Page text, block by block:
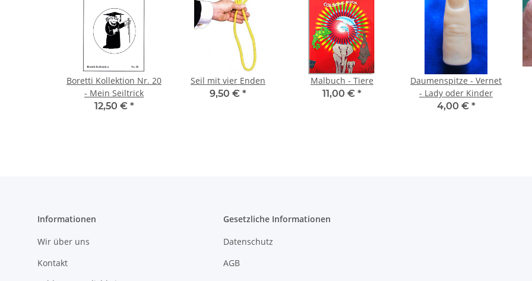
Boretti Kollektion Nr. 20
- Mein Seiltrick
12,50 € *
Seil mit vier Enden
9,50 € *
Malbuch - Tiere
11,00 € *
Daumenspitze - Vernet
- Lady oder Kinder
4,00 € *
Informationen
Wir über uns
Kontakt
Gesetzliche Informationen
Datenschutz
AGB